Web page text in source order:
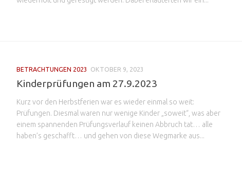
BETRACHTUNGEN 2023 OKTOBER 9, 2023
Kinderprüfungen am 27.9.2023
Kurz vor den Herbstferien war es wieder einmal so weit:
Prüfungen. Diesmal waren nur wenige Kinder „soweit“, was aber
einem spannenden Prüfungsverlauf keinen Abbruch tat… alle
haben’s geschafft… und gehen von diese Wegmarke aus...